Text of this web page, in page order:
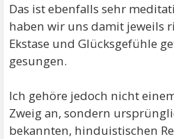
Das ist ebenfalls sehr
haben wir uns damit jeweils
Ekstase und Glücksgefühle
gesungen.
Ich gehöre jedoch nicht
Zweig an, sondern
bekannten, hinduistischen